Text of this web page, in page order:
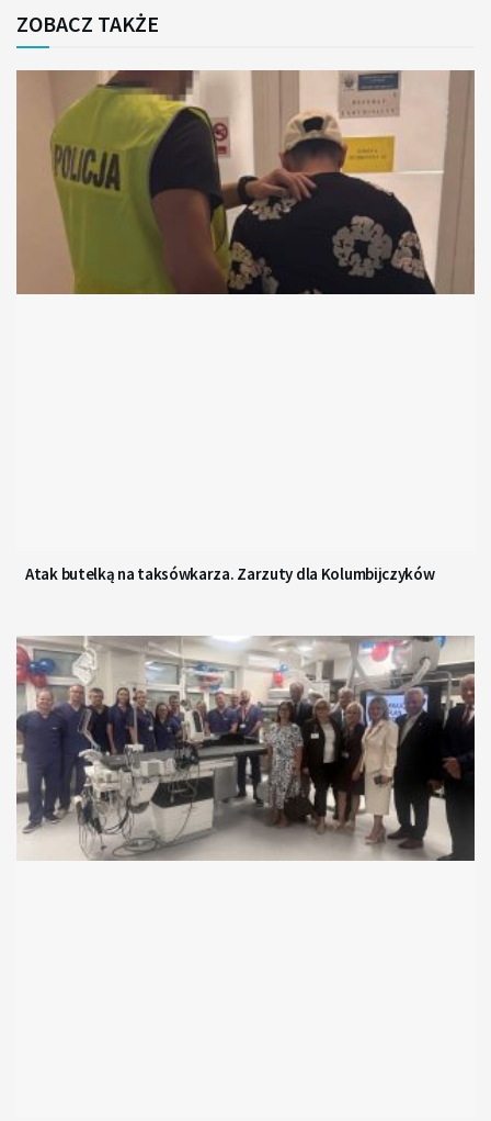
ZOBACZ TAKŻE
Atak butelką na taksówkarza. Zarzuty dla Kolumbijczyków